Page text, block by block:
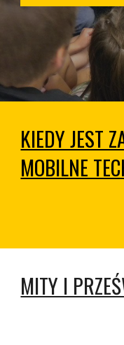
KIEDY JEST
MOBILNE
MITY I